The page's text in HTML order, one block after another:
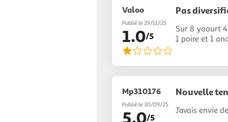
Valoo
Publié le 29/11/25
1.0/5
Pas
Sur 8 yaourt
1 poire et 1
Mp310176
Publié le 30/09/25
5.0/5
Nouvelle
J’avais envie